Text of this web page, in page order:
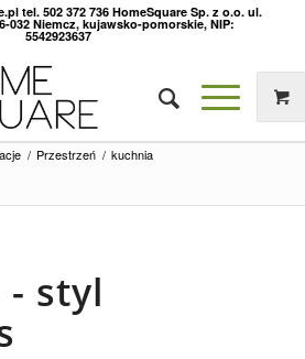
tel. 502 372 736 HomeSquare Sp. z o.o. ul.
032 Niemcz, kujawsko-pomorskie, NIP:
5542923637
/ Przestrzeń / kuchnia
styl